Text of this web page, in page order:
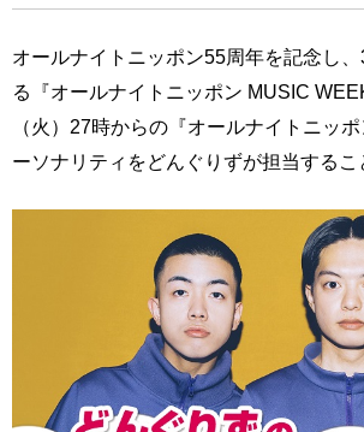
オールナイトニッポン55周年を記念し
る『オールナイトニッポン MUSIC
（火）27時からの『オールナイトニッ
ーソナリティをどんぐりずが担当するこ